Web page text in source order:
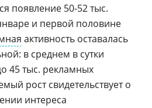
появление 50-52 тыс.
и первой половине
активность оставалась
в среднем в сутки
45 тыс. рекламных
рост свидетельствует о
интереса